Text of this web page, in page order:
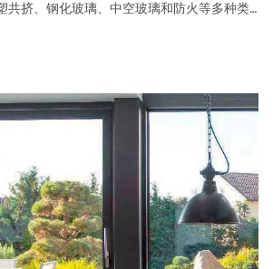
共挤、钢化玻璃、中空玻璃和防火等多种类